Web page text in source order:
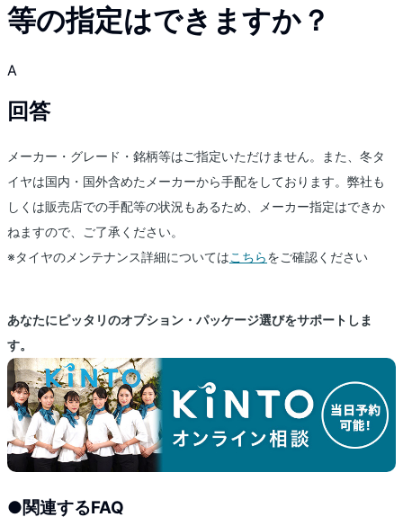
等の指定はできますか？
A
回答
メーカー・グレード・銘柄等はご指定いただけません。また、冬タ
イヤは国内・国外含めたメーカーから手配をしております。弊社も
しくは販売店での手配等の状況もあるため、メーカー指定はできか
ねますので、ご了承ください。
※タイヤのメンテナンス詳細についてはこちらをご確認ください
あなたにピッタリのオプション・パッケージ選びをサポートしま
す。
●関連するFAQ